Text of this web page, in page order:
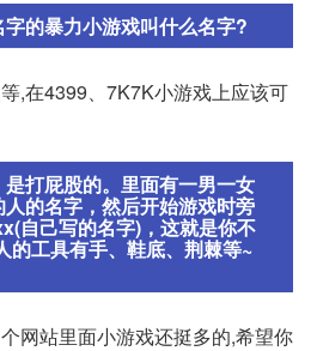
的暴力小游戏叫什么名字?
,在4399、7K7K小游戏上应该可
打屁股的。里面有一男一女
的名字，然后开始游戏时旁
自己写的名字)，这就是你不
的工具有手、鞋底、荆棘等~
网站里面小游戏还挺多的,希望你